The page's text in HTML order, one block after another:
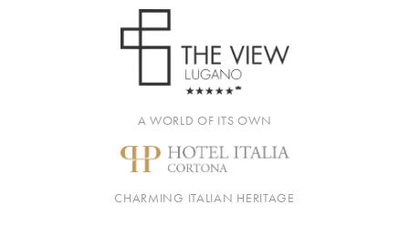
A WORLD OF ITS OWN
CHARMING ITALIAN HERITAGE